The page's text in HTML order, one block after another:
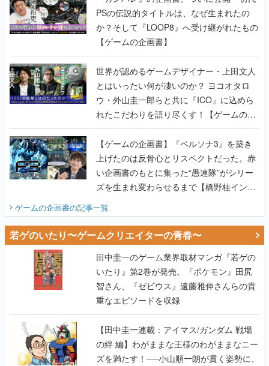
PSの伝説的タイトルは、なぜ生まれたの
か？そして『LOOP8』へ受け継がれたもの
【ゲームの企画書】
世界が認めるゲームデザイナー・上田文人
とはいったい何が凄いのか？ ヨコオタロ
ウ・外山圭一郎らと共に『ICO』に込めら
れたこだわりを語り尽くす！【ゲームの企
画書】
【ゲームの企画書】『ペルソナ3』を築き
上げたのは反骨心とリスペクトだった。赤
い企画書のもとに集った“愚連隊”がシリー
ズを生まれ変わらせるまで【橋野桂インタ
ビュー】
ゲームの企画書の記事一覧
若ゲのいたり〜ゲームクリエイターの青春〜
田中圭一のゲーム業界取材マンガ『若ゲの
いたり』第2巻が発売。『ポケモン』田尻
智さん、『ゼビウス』遠藤雅伸さんらの貴
重なエピソードを収録
【田中圭一連載：アイマス/ガンダム 戦場
の絆 編】わがままな王様のわがままなニー
ズを満たす！──小山順一朗が貫く姿勢に、